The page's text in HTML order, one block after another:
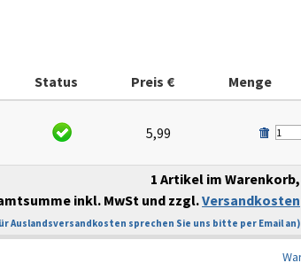
Status Preis € Menge
5,99
1 Artikel im Warenkorb,
inkl. MwSt und zzgl.Versandkosten
Auslandsversandkosten sprechen Sie uns bitte per Email an)